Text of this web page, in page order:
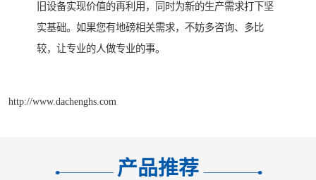
旧设备实现价值的再利用，同时为新的生产需求打下坚
实基础。如果您有地磅相关需求，不妨多咨询、多比
较，让专业的人做专业的事。
http://www.dachenghs.com
产品推荐